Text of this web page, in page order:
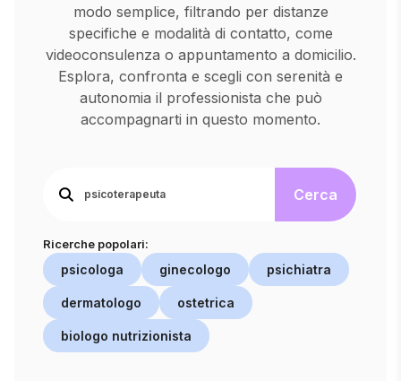
modo semplice, filtrando per distanze
specifiche e modalità di contatto, come
videoconsulenza o appuntamento a domicilio.
Esplora, confronta e scegli con serenità e
autonomia il professionista che può
accompagnarti in questo momento.
Cerca
Ricerche popolari:
psicologa ginecologo psichiatra
dermatologo ostetrica
biologo nutrizionista